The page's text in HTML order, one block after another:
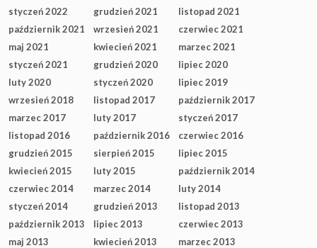
styczeń 2022
grudzień 2021
listopad 2021
październik 2021
wrzesień 2021
czerwiec 2021
maj 2021
kwiecień 2021
marzec 2021
styczeń 2021
grudzień 2020
lipiec 2020
luty 2020
styczeń 2020
lipiec 2019
wrzesień 2018
listopad 2017
październik 2017
marzec 2017
luty 2017
styczeń 2017
listopad 2016
październik 2016
czerwiec 2016
grudzień 2015
sierpień 2015
lipiec 2015
kwiecień 2015
luty 2015
październik 2014
czerwiec 2014
marzec 2014
luty 2014
styczeń 2014
grudzień 2013
listopad 2013
październik 2013
lipiec 2013
czerwiec 2013
maj 2013
kwiecień 2013 marzec 2013